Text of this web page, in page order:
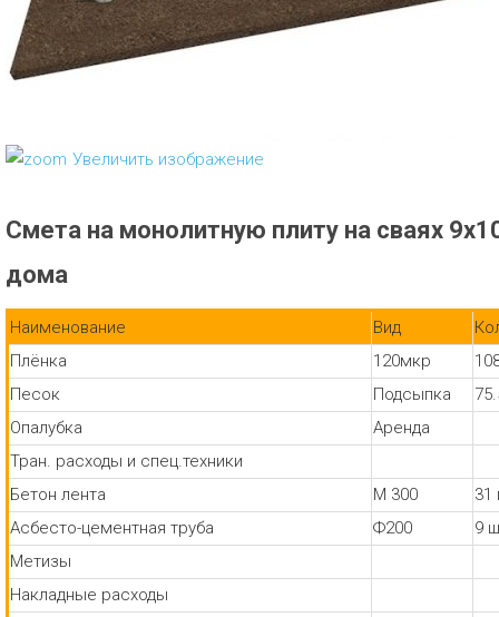
Увеличить изображение
Смета на монолитную плиту на сваях
дома
Наименование Вид
Плёнка
120мкр
Песок
Подсыпка
Опалубка
Аренда
Тран. расходы и спец.техники
Бетон лента
М 300
31
Асбесто-цементная труба
Ф200
9
Метизы
Накладные расходы